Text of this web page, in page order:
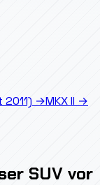
→MKX II →
SUV vor